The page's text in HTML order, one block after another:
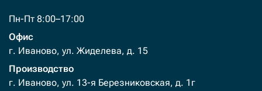
Пн-Пт 8:00–17:00
Офис
г. Иваново, ул. Жиделева, д. 15
Производство
г. Иваново, ул. 13-я Березниковская, д. 1г